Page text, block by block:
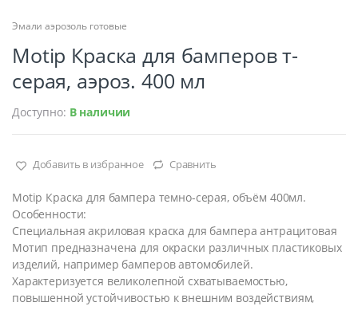
Эмали аэрозоль готовые
Motip Краска для бамперов т-
серая, аэроз. 400 мл
Доступно: В наличии
Добавить в избранное Сравнить
Motip Краска для бампера темно-серая, объём 400мл.
Особенности:
Специальная акриловая краска для бампера антрацитовая
Мотип предназначена для окраски различных пластиковых
изделий, например бамперов автомобилей.
Характеризуется великолепной схватываемостью,
повышенной устойчивостью к внешним воздействиям,